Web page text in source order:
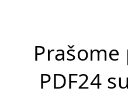
PDF24